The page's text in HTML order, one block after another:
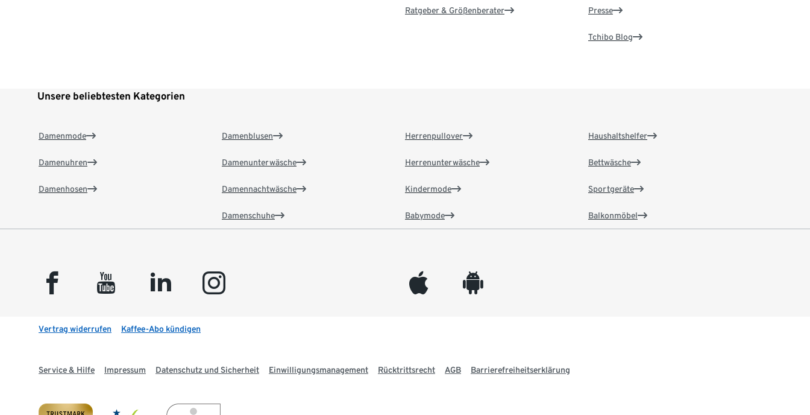
Ratgeber & Größenberater Presse
Tchibo Blog
Unsere beliebtesten Kategorien
Damenmode
Damenuhren
Damenhosen
Damenblusen
Damenunterwäsche
Damennachtwäsche
Damenschuhe
Herrenpullover
Herrenunterwäsche
Kindermode
Babymode
Haushaltshelfer
Bettwäsche
Sportgeräte
Balkonmöbel
facebook youtube linkedin instagram appleinc android
Vertrag widerrufen Kaffee-Abo kündigen
Service & Hilfe Impressum Datenschutz und Sicherheit Einwilligungsmanagement Rücktrittsrecht AGB Barrierefreiheitserklärung